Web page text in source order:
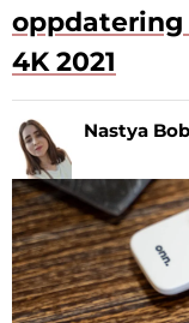
oppdatering
4K 2021
Nastya